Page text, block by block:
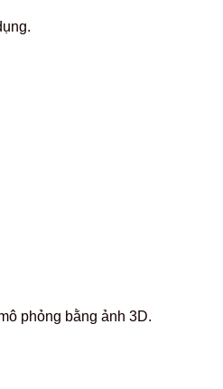
phỏng bằng ảnh 3D.